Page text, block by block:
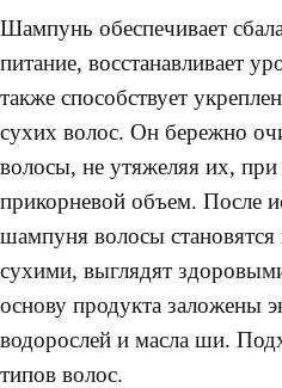
Шампунь обеспечивает
питание, восстанавливает
также способствует
сухих волос. Он бережно
волосы, не утяжеляя их, при
прикорневой объем. После
шампуня волосы
сухими, выглядят
основу продукта заложены
водорослей и масла ши.
типов волос.